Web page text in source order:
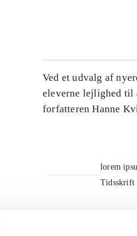
Ved et udvalg af
eleverne lejlighed til
forfatteren Hanne
lorem
Tidsskrift